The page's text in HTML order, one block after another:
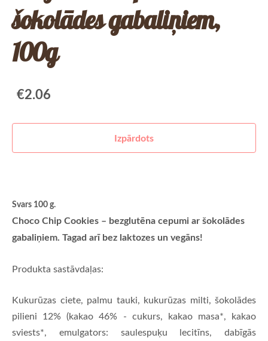
šokolādes gabaliņiem,
100g
€2.06
Izpārdots
Svars 100 g.
Choco Chip Cookies – bezglutēna cepumi ar šokolādes
gabaliņiem. Tagad arī bez laktozes un vegāns!
Produkta sastāvdaļas:
Kukurūzas ciete, palmu tauki, kukurūzas milti, šokolādes
pilieni 12% (kakao 46% - cukurs, kakao masa*, kakao
sviests*, emulgators: saulespuķu lecitīns, dabīgās